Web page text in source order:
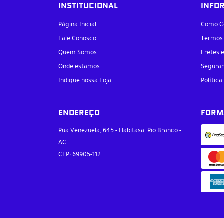
INSTITUCIONAL
Página Inicial
Fale Conosco
Quem Somos
Onde estamos
Indique nossa Loja
Como
Fretes
Política
ENDEREÇO
Rua Venezuela, 645- Habitasa, Rio Branco-
AC
CEP: 69905-112